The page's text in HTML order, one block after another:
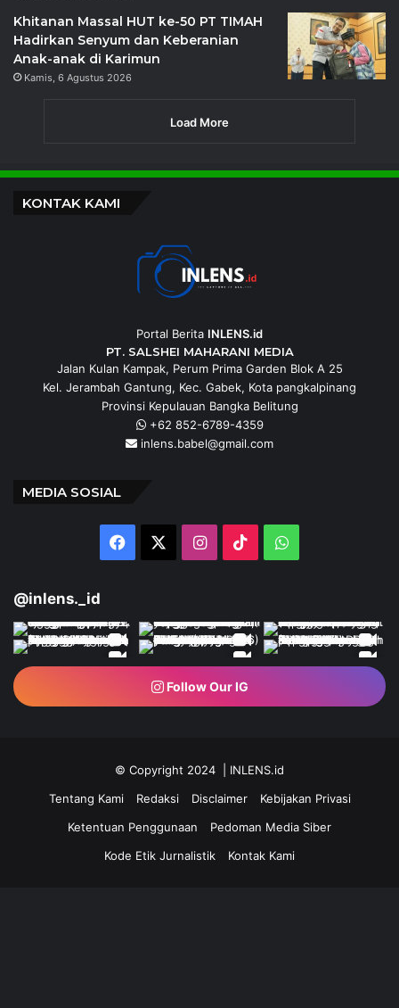
Khitanan Massal HUT ke-50 PT TIMAH
Hadirkan Senyum dan Keberanian
Anak-anak di Karimun
Kamis, 6 Agustus 2026
Load More
KONTAK KAMI
Portal Berita INLENS.id
PT. SALSHEI MAHARANI MEDIA
Jalan Kulan Kampak, Perum Prima Garden Blok A 25
Kel. Jerambah Gantung, Kec. Gabek, Kota pangkalpinang
Provinsi Kepulauan Bangka Belitung
+62 852-6789-4359
inlens.babel@gmail.com
MEDIA SOSIAL
Facebook Instagram
TikTokWhatsApp
@inlens._id
Follow Our IG
© Copyright 2024 | INLENS.id
Tentang Kami
Redaksi Disclaimer
Kebijakan Privasi
Ketentuan Penggunaan
Pedoman Media Siber
Kode Etik Jurnalistik
Kontak Kami